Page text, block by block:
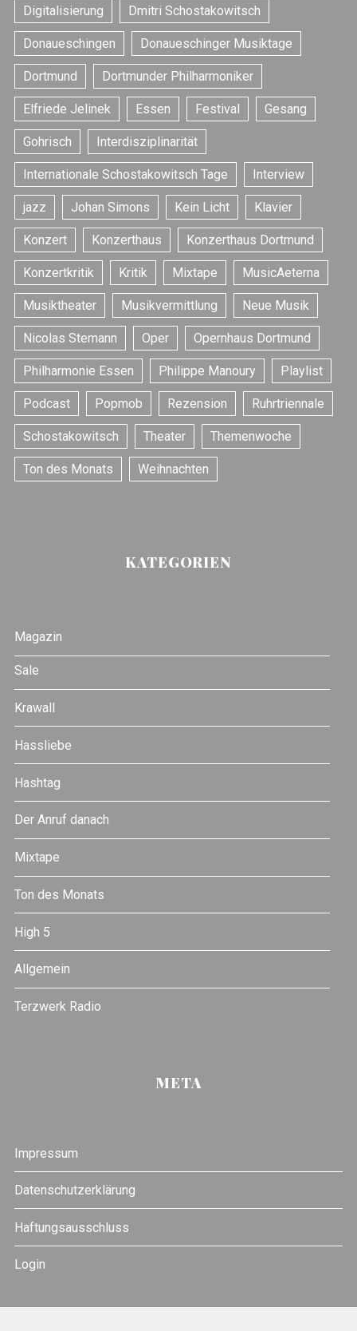
Digitalisierung Dmitri Schostakowitsch
Donaueschingen Donaueschinger Musiktage
Dortmund Dortmunder Philharmoniker
Elfriede Jelinek Essen Festival Gesang
Gohrisch Interdisziplinarität
Internationale Schostakowitsch Tage Interview
jazz Johan Simons Kein Licht Klavier
Konzert Konzerthaus Konzerthaus Dortmund
Konzertkritik Kritik Mixtape MusicAeterna
Musiktheater Musikvermittlung Neue Musik
Nicolas Stemann Oper Opernhaus Dortmund
Philharmonie Essen Philippe Manoury Playlist
Podcast Popmob Rezension Ruhrtriennale
Schostakowitsch Theater Themenwoche
Ton des Monats Weihnachten
KATEGORIEN
Magazin
Sale
Krawall
Hassliebe
Hashtag
Der Anruf danach
Mixtape
Ton des Monats
High 5
Allgemein
Terzwerk Radio
META
Impressum
Datenschutzerklärung
Haftungsausschluss
Login
S
e
a
r
c
h
f
o
r
: